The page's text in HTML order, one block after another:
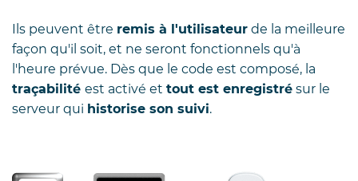
Ils peuvent être remis à l'utilisateur de la meilleure
façon qu'il soit, et ne seront fonctionnels qu'à
l'heure prévue. Dès que le code est composé, la
traçabilité est activé et tout est enregistré sur le
serveur qui historise son suivi.